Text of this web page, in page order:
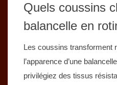
Quels coussins
balancelle en
Les coussins transforment
l’apparence d’une
privilégiez des tissus